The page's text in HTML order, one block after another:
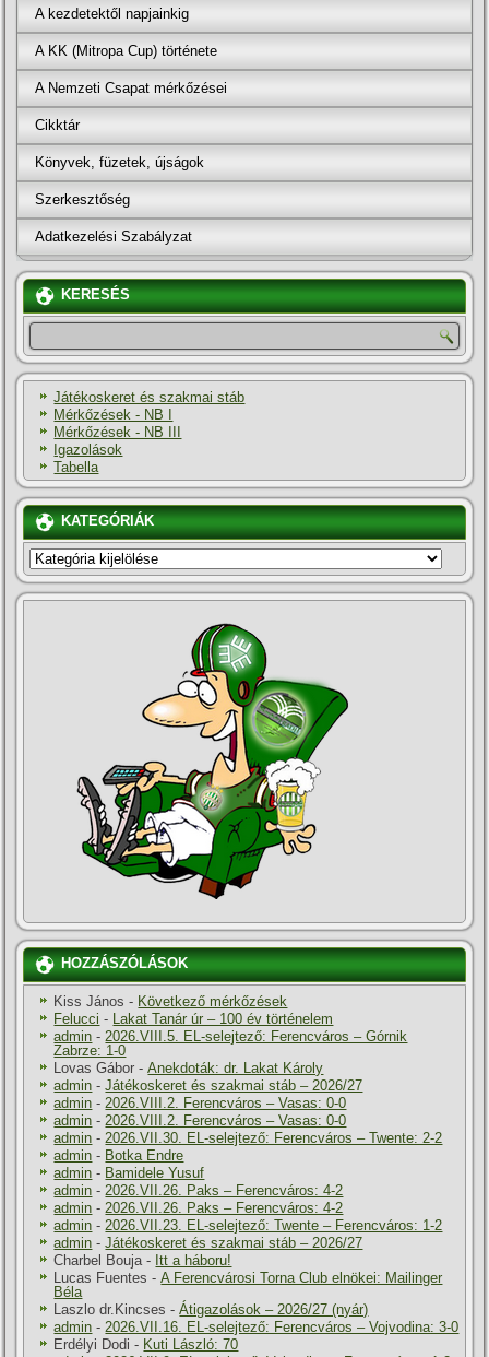
A kezdetektől napjainkig
A KK (Mitropa Cup) története
A Nemzeti Csapat mérkőzései
Cikktár
Könyvek, füzetek, újságok
Szerkesztőség
Adatkezelési Szabályzat
KERESÉS
Játékoskeret és szakmai stáb
Mérkőzések - NB I
Mérkőzések - NB III
Igazolások
Tabella
KATEGÓRIÁK
KATEGÓRIÁK
HOZZÁSZÓLÁSOK
Kiss János - Következő mérkőzések
Felucci -
Lakat Tanár úr – 100 év történelem
admin - 2026.VIII.5. EL-selejtező: Ferencváros – Górnik
Zabrze: 1-0
Lovas Gábor -Anekdoták: dr. Lakat Károly
admin -Játékoskeret és szakmai stáb – 2026/27
admin - 2026.VIII.2. Ferencváros – Vasas: 0-0
admin - 2026.VIII.2. Ferencváros – Vasas: 0-0
admin - 2026.VII.30. EL-selejtező: Ferencváros – Twente: 2-2
admin - Botka Endre
admin - Bamidele Yusuf
admin - 2026.VII.26. Paks – Ferencváros: 4-2
admin - 2026.VII.26. Paks – Ferencváros: 4-2
admin - 2026.VII.23. EL-selejtező: Twente – Ferencváros: 1-2
admin -Játékoskeret és szakmai stáb – 2026/27
Charbel Bouja - Itt a háboru!
Lucas Fuentes -A Ferencvárosi Torna Club elnökei: Mailinger
Béla
Laszlo dr.Kincses -Átigazolások – 2026/27 (nyár)
admin - 2026.VII.16. EL-selejtező: Ferencváros – Vojvodina: 3-0
Erdélyi Dodi - Kuti László: 70